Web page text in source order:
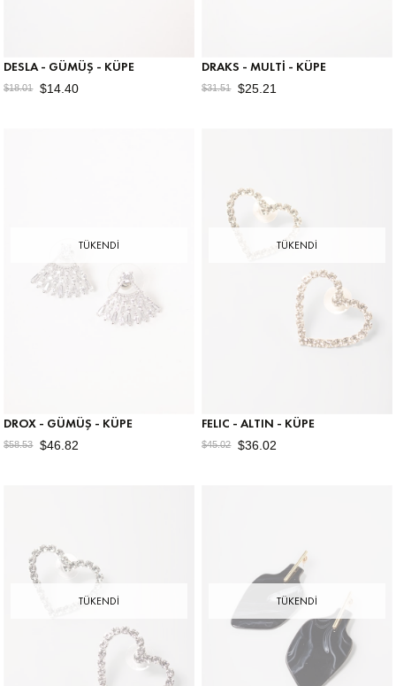
DESLA - GÜMÜŞ - KÜPE
$14.40
$18.01
DRAKS - MULTI - KÜPE
$25.21
$31.51
TÜKENDI
DROX - GÜMÜŞ - KÜPE
$46.82
$58.53
TÜKENDI
FELIC - ALTIN - KÜPE
$36.02
$45.02
TÜKENDI TÜKENDI